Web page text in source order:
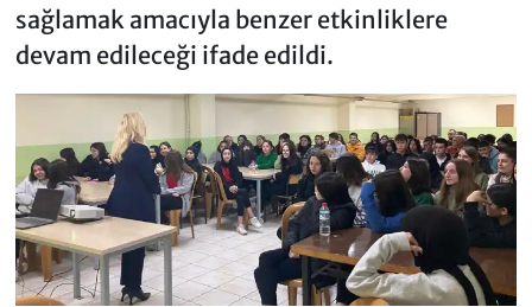
sağlamak amacıyla benzer etkinliklere
devam edileceği ifade edildi.